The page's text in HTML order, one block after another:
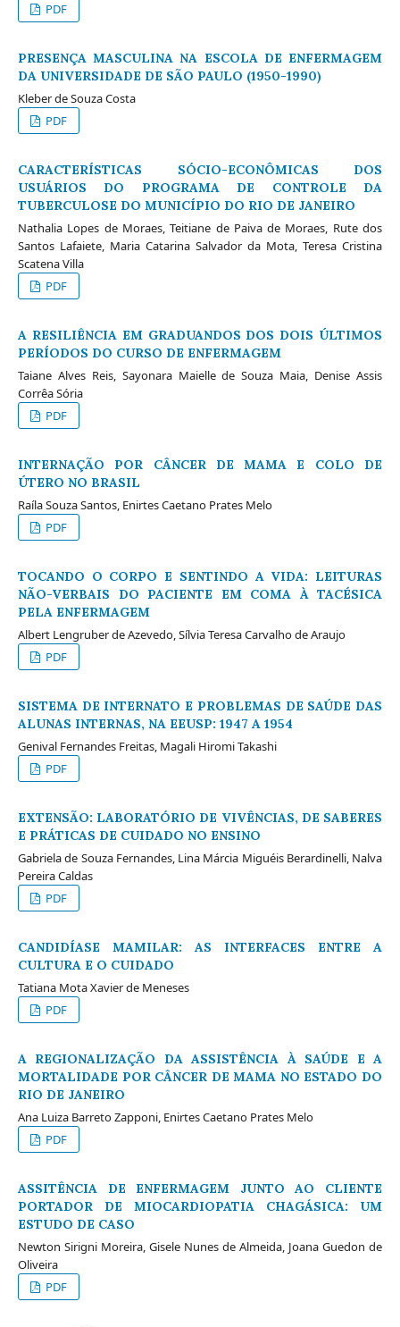
PDF
PRESENÇA MASCULINA NA ESCOLA DE ENFERMAGEM
DA UNIVERSIDADE DE SÃO PAULO (1950-1990)
Kleber de Souza Costa
PDF
CARACTERÍSTICAS SÓCIO-ECONÔMICAS DOS
USUÁRIOS DO PROGRAMA DE CONTROLE DA
TUBERCULOSE DO MUNICÍPIO DO RIO DE JANEIRO
Nathalia Lopes de Moraes, Teitiane de Paiva de Moraes, Rute dos
Santos Lafaiete, Maria Catarina Salvador da Mota, Teresa Cristina
Scatena Villa
PDF
A RESILIÊNCIA EM GRADUANDOS DOS DOIS ÚLTIMOS
PERÍODOS DO CURSO DE ENFERMAGEM
Taiane Alves Reis, Sayonara Maielle de Souza Maia, Denise Assis
Corrêa Sória
PDF
INTERNAÇÃO POR CÂNCER DE MAMA E COLO DE
ÚTERO NO BRASIL
Raíla Souza Santos, Enirtes Caetano Prates Melo
PDF
TOCANDO O CORPO E SENTINDO A VIDA: LEITURAS
NÃO-VERBAIS DO PACIENTE EM COMA À TACÉSICA
PELA ENFERMAGEM
Albert Lengruber de Azevedo, Sílvia Teresa Carvalho de Araujo
PDF
SISTEMA DE INTERNATO E PROBLEMAS DE SAÚDE DAS
ALUNAS INTERNAS, NA EEUSP: 1947 A 1954
Genival Fernandes Freitas, Magali Hiromi Takashi
PDF
EXTENSÃO: LABORATÓRIO DE VIVÊNCIAS, DE SABERES
E PRÁTICAS DE CUIDADO NO ENSINO
Gabriela de Souza Fernandes, Lina Márcia Miguéis Berardinelli, Nalva
Pereira Caldas
PDF
CANDIDÍASE MAMILAR: AS INTERFACES ENTRE A
CULTURA E O CUIDADO
Tatiana Mota Xavier de Meneses
PDF
A REGIONALIZAÇÃO DA ASSISTÊNCIA À SAÚDE E A
MORTALIDADE POR CÂNCER DE MAMA NO ESTADO DO
RIO DE JANEIRO
Ana Luiza Barreto Zapponi, Enirtes Caetano Prates Melo
PDF
ASSITÊNCIA DE ENFERMAGEM JUNTO AO CLIENTE
PORTADOR DE MIOCARDIOPATIA CHAGÁSICA: UM
ESTUDO DE CASO
Newton Sirigni Moreira, Gisele Nunes de Almeida, Joana Guedon de
Oliveira
PDF